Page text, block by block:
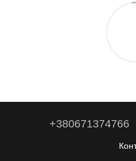
+380671374766